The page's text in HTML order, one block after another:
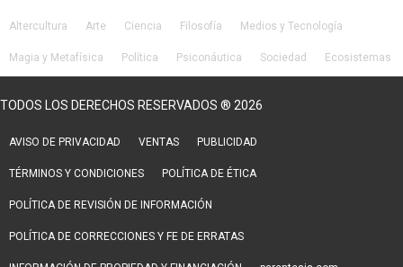
Altercultura Arte Ciencia Filosofía Medios y Tecnología
Magia y Metafísica Política Psiconáutica Sociedad Ecosistemas
TODOS LOS DERECHOS RESERVADOS ® 2026
AVISO DE PRIVACIDAD VENTAS PUBLICIDAD
TÉRMINOS Y CONDICIONES POLÍTICA DE ÉTICA
POLÍTICA DE REVISIÓN DE INFORMACIÓN
POLÍTICA DE CORRECCIONES Y FE DE ERRATAS